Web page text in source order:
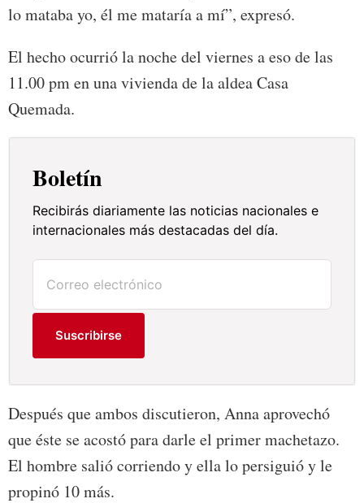
lo mataba yo, él me mataría a mí”, expresó.
El hecho ocurrió la noche del viernes a eso de las
11.00 pm en una vivienda de la aldea Casa
Quemada.
Boletín
Recibirás diariamente las noticias nacionales e
internacionales más destacadas del día.
Suscribirse
Después que ambos discutieron, Anna aprovechó
que éste se acostó para darle el primer machetazo.
El hombre salió corriendo y ella lo persiguió y le
propinó 10 más.